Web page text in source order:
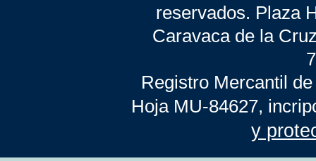
reservados. Plaza
Caravaca de la
Registro Mercantil
Hoja MU-84627,
y